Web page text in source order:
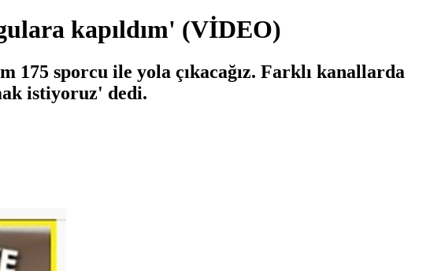
kapıldım' (VİDEO)
175 sporcu ile yola çıkacağız. Farklı kanallarda
istiyoruz' dedi.